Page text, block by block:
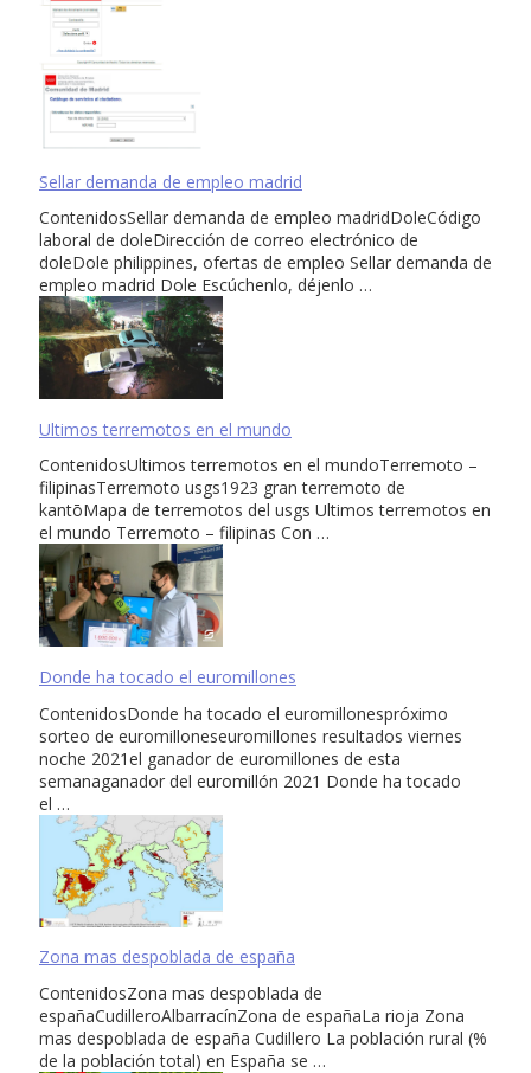
Sellar demanda de empleo madrid
ContenidosSellar demanda de empleo madridDoleCódigo
laboral de doleDirección de correo electrónico de
doleDole philippines, ofertas de empleo Sellar demanda de
empleo madrid Dole Escúchenlo, déjenlo …
Ultimos terremotos en el mundo
ContenidosUltimos terremotos en el mundoTerremoto –
filipinasTerremoto usgs1923 gran terremoto de
kantōMapa de terremotos del usgs Ultimos terremotos en
el mundo Terremoto – filipinas Con …
Donde ha tocado el euromillones
ContenidosDonde ha tocado el euromillonespróximo
sorteo de euromilloneseuromillones resultados viernes
noche 2021el ganador de euromillones de esta
semanaganador del euromillón 2021 Donde ha tocado
el …
Zona mas despoblada de españa
ContenidosZona mas despoblada de
españaCudilleroAlbarracínZona de españaLa rioja Zona
mas despoblada de españa Cudillero La población rural (%
de la población total) en España se …